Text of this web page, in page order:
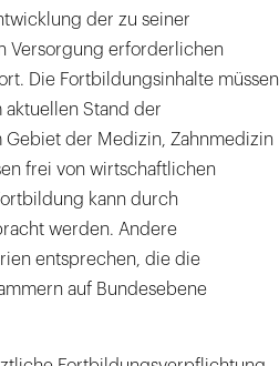
der zu seiner
Versorgung erforderlichen
Die Fortbildungsinhalte müssen
Stand der
Gebiet der Medizin, Zahnmedizin
frei von wirtschaftlichen
kann durch
werden. Andere
entsprechen, die die
auf Bundesebene